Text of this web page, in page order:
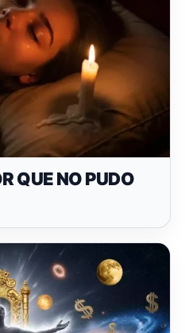
QUE NO PUDO